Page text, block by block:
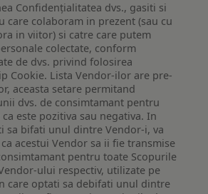
Confidențialitatea dvs., gasiti si
care colaboram in prezent (sau cu
in viitor) si catre care putem
colectate, conform
de dvs. privind folosirea
Cookie. Lista Vendor-ilor are pre-
aceasta setare permitand
dvs. de consimtamant pentru
este pozitiva sau negativa. In
sa bifati unul dintre Vendor-i, va
acestui Vendor sa ii fie transmise
pentru toate Scopurile
ului respectiv, utilizate pe
care optati sa debifati unul dintre